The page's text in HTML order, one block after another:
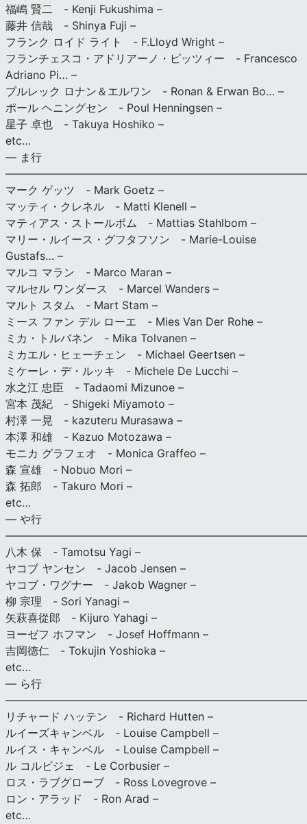
福嶋 賢二 - Kenji Fukushima –
藤井 信哉 - Shinya Fuji –
フランク ロイド ライト - F.Lloyd Wright –
フランチェスコ・アドリアーノ・ピッツィー - Francesco
Adriano Pi… –
ブルレック ロナン＆エルワン - Ronan & Erwan Bo… –
ポール ヘニングセン - Poul Henningsen –
星子 卓也 - Takuya Hoshiko –
etc…
— ま行
マーク ゲッツ - Mark Goetz –
マッティ・クレネル - Matti Klenell –
マティアス・ストールボム - Mattias Stahlbom –
マリー・ルイース・グフタフソン - Marie-Louise
Gustafs… –
マルコ マラン - Marco Maran –
マルセル ワンダース - Marcel Wanders –
マルト スタム - Mart Stam –
ミース ファン デル ローエ - Mies Van Der Rohe –
ミカ・トルバネン - Mika Tolvanen –
ミカエル・ヒェーチェン - Michael Geertsen –
ミケーレ・デ・ルッキ - Michele De Lucchi –
水之江 忠臣 - Tadaomi Mizunoe –
宮本 茂紀 - Shigeki Miyamoto –
村澤 一晃 - kazuteru Murasawa –
本澤 和雄 - Kazuo Motozawa –
モニカ グラフェオ - Monica Graffeo –
森 宣雄 - Nobuo Mori –
森 拓郎 - Takuro Mori –
etc…
— や行
八木 保 - Tamotsu Yagi –
ヤコブ ヤンセン - Jacob Jensen –
ヤコブ・ワグナー - Jakob Wagner –
柳 宗理 - Sori Yanagi –
矢萩喜從郎 - Kijuro Yahagi –
ヨーゼフ ホフマン - Josef Hoffmann –
吉岡徳仁 - Tokujin Yoshioka –
etc…
— ら行
リチャード ハッテン - Richard Hutten –
ルイーズキャンベル - Louise Campbell –
ルイス・キャンベル - Louise Campbell –
ル コルビジェ - Le Corbusier –
ロス・ラブグローブ - Ross Lovegrove –
ロン・アラッド - Ron Arad –
etc…